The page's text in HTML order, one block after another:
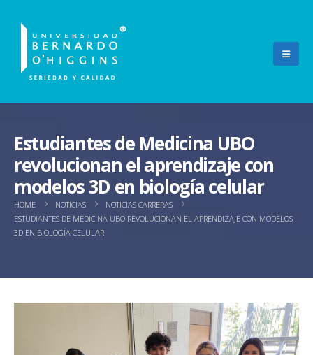
Estudiantes de Medicina UBO
revolucionan el aprendizaje con
modelos 3D en biología celular
HOME NOTICIAS
NOTICIAS CARRERAS
ESTUDIANTES DE MEDICINA UBO REVOLUCIONAN EL APRENDIZAJE CON MODELOS
3D EN BIOLOGÍA CELULAR